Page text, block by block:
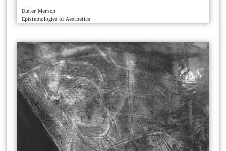
Dieter Mersch
Epistemologies of Aesthetics